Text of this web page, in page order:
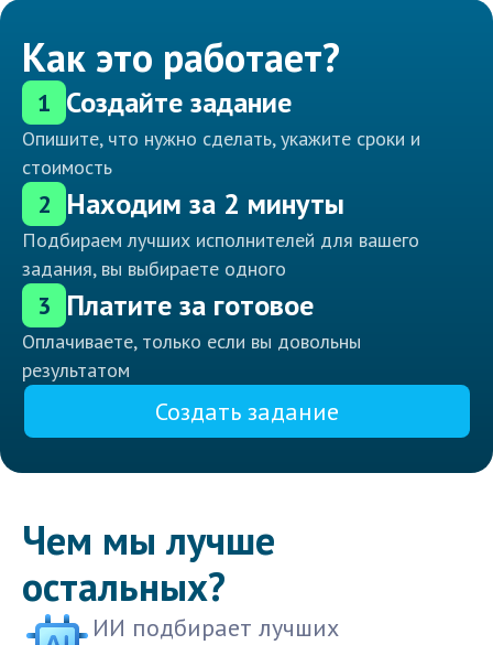
Как это работает?
1 Создайте задание
Опишите, что нужно сделать, укажите сроки и
стоимость
2 Находим за 2 минуты
Подбираем лучших исполнителей для вашего
задания, вы выбираете одного
3 Платите за готовое
Оплачиваете, только если вы довольны
результатом
Создать задание
Чем мы лучше
остальных?
ИИ подбирает лучших